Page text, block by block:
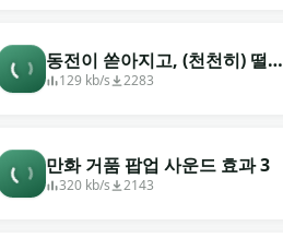
동전이 쏟아지고, (천천히) 떨어
진다
129 kb/s 2283
만화 거품 팝업 사운드 효과 3
320 kb/s 2143